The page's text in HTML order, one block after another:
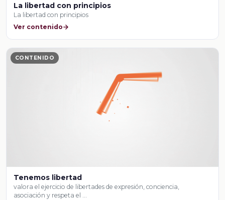
La libertad con principios
La libertad con principios
Ver contenido
CONTENIDO
Tenemos libertad
valora el ejercicio de libertades de expresión, conciencia,
asociación y respeta el …